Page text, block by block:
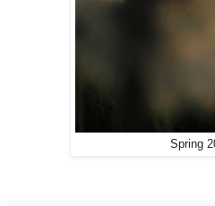
Spring